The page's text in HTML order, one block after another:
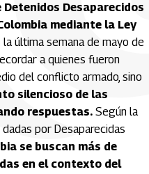
Desaparecidos
mediante la Ley
última semana de mayo de
a quienes fueron
del conflicto armado, sino
silencioso de las
respuestas. Según la
por Desaparecidas
se buscan más de
en el contexto del